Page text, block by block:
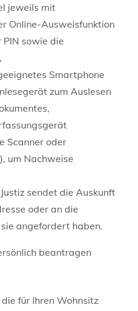
jeweils mit
Online-Ausweisfunktion
sowie die
Smartphone
zum Auslesen
Scanner oder
um Nachweise
sendet die Auskunft
oder an die
angefordert haben.
beantragen
für Ihren Wohnsitz